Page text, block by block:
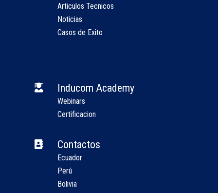
Articulos Tecnicos
Noticias
Casos de Exito
 Inducom Academy
Webinars
Certificacion
 Contactos
Ecuador
Perú
Bolivia